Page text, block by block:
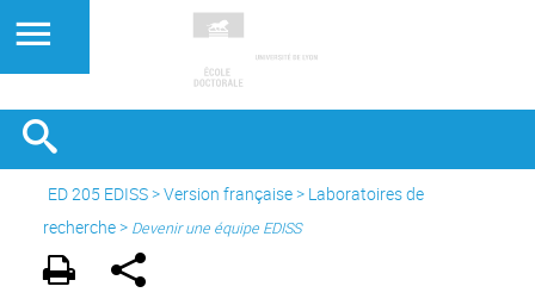
ED 205 EDISS>Version française> Laboratoires de
recherche> Devenir une équipe EDISS